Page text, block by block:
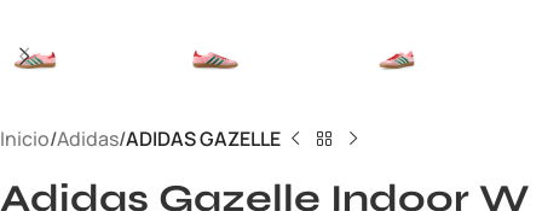
Inicio Adidas ADIDAS GAZELLE
Adidas Gazelle Indoor W